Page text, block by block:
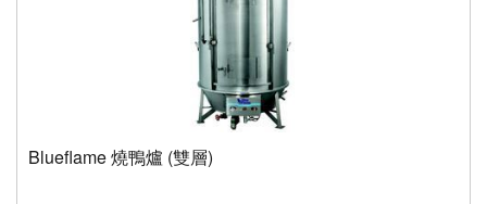
Blueflame 燒鴨爐 (雙層)